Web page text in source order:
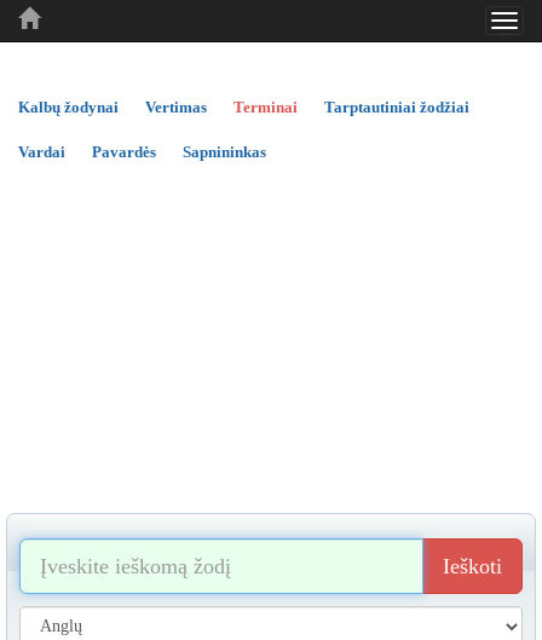
..
..
Kalbų žodynai Vertimas Terminai Tarptautiniai žodžiai
Vardai Pavardės Sapnininkas
Ieškoti